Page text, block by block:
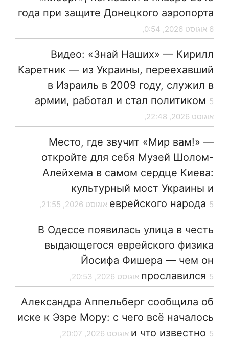
года при защите Донецкого аэропорта
6 אוגוסט 2026, 0:54,
Видео: «Знай Наших» — Кирилл
Каретник — из Украины, переехавший
в Израиль в 2009 году, служил в
армии, работал и стал политиком 5
אוגוסט 2026, 22:48,
Место, где звучит «Мир вам!» —
откройте для себя Музей Шолом-
Алейхема в самом сердце Киева:
культурный мост Украины и
еврейского народа 5 אוגוסט 2026, 21:55,
В Одессе появилась улица в честь
выдающегося еврейского физика
Йосифа Фишера — чем он
прославился 5 אוגוסט 2026, 20:53,
Александра Аппельберг сообщила об
иске к Эзре Мору: с чего всё началось
и что известно 5 אוגוסט 2026, 20:07,